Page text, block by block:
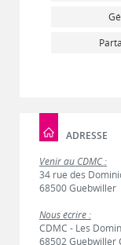
ADRESSE
Venir au CDMC :
34 rue des
68500 Guebwiller
Nous écrire :
CDMC - Les
68502 Guebwiller